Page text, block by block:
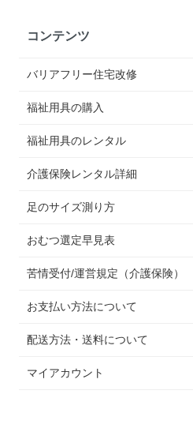
コンテンツ
バリアフリー住宅改修
福祉用具の購入
福祉用具のレンタル
介護保険レンタル詳細
足のサイズ測り方
おむつ選定早見表
苦情受付/運営規定（介護保険）
お支払い方法について
配送方法・送料について
マイアカウント